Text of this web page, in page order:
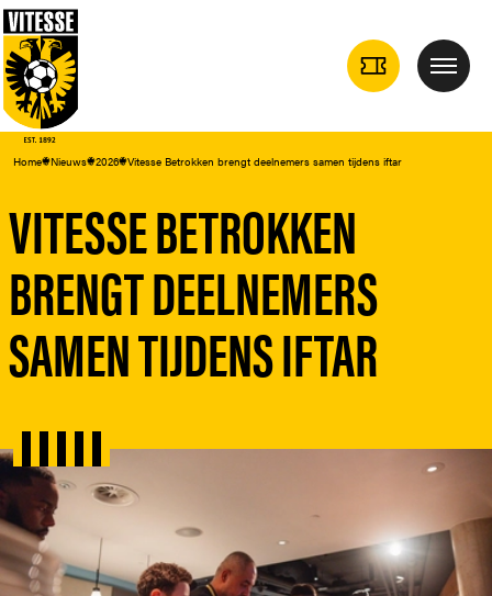
TICKETS
Menu
Home Nieuws 2026 Vitesse Betrokken brengt deelnemers samen tijdens iftar
VITESSE BETROKKEN
BRENGT DEELNEMERS
SAMEN TIJDENS IFTAR